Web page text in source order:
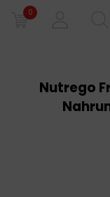
0
Nutrego